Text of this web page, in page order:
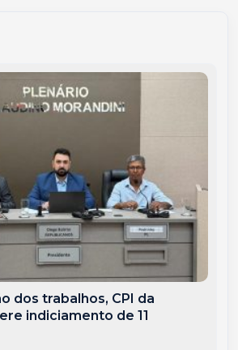
dos trabalhos, CPI da
indiciamento de 11